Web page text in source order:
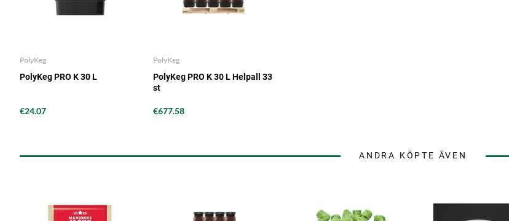
PolyKeg
PolyKeg PRO K 30 L
€24.07
PolyKeg
PolyKeg PRO K 30 L Helpall 33
st
€677.58
ANDRA KÖPTE ÄVEN